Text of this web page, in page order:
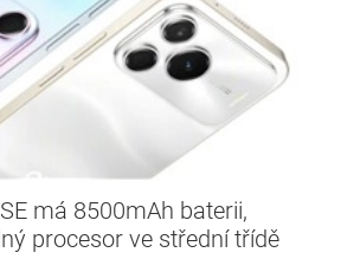
má 8500mAh baterii,
procesor ve střední třídě